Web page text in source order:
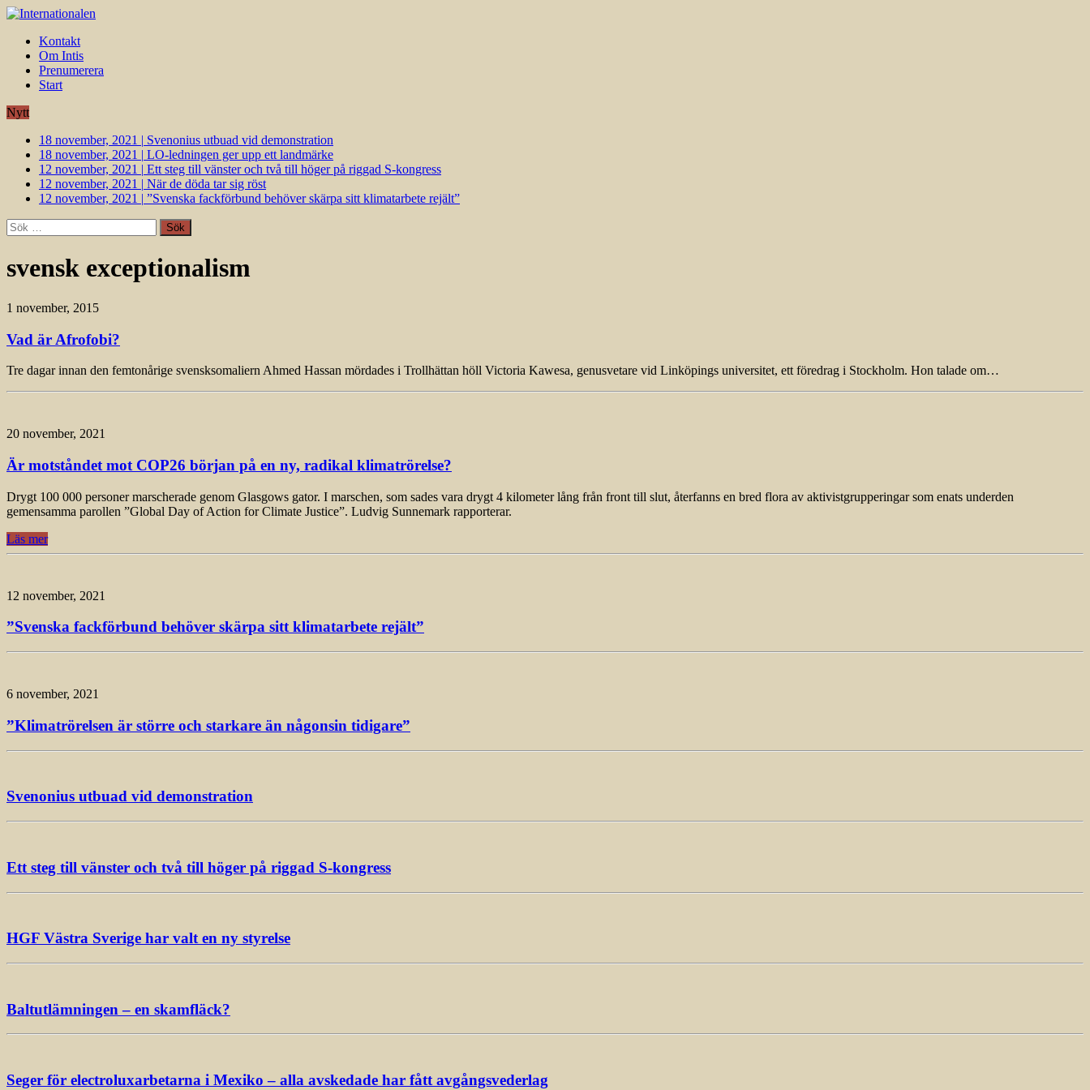
Kontakt
Om Intis
Prenumerera
Start
Nytt
18 november, 2021 | Svenonius utbuad vid demonstration
18 november, 2021 | LO-ledningen ger upp ett landmärke
12 november, 2021 | Ett steg till vänster och två till höger på riggad S-kongress
12 november, 2021 | När de döda tar sig röst
12 november, 2021 | ”Svenska fackförbund behöver skärpa sitt klimatarbete rejält”
Sök
efter:
svensk exceptionalism
1 november, 2015
Vad är Afrofobi?
Tre dagar innan den femtonårige svensksomaliern Ahmed Hassan mördades i Trollhättan höll Victoria Kawesa, genusvetare vid Linköpings universitet, ett föredrag i Stockholm. Hon talade om…
20 november, 2021
Är motståndet mot COP26 början på en ny, radikal klimatrörelse?
Drygt 100 000 personer marscherade genom Glasgows gator. I marschen, som sades vara drygt 4 kilometer lång från front till slut, återfanns en bred flora av aktivistgrupperingar som enats underden
gemensamma parollen ”Global Day of Action for Climate Justice”. Ludvig Sunnemark rapporterar.
Läs mer
12 november, 2021
”Svenska fackförbund behöver skärpa sitt klimatarbete rejält”
6 november, 2021
”Klimatrörelsen är större och starkare än någonsin tidigare”
Svenonius utbuad vid demonstration
Ett steg till vänster och två till höger på riggad S-kongress
HGF Västra Sverige har valt en ny styrelse
Baltutlämningen – en skamfläck?
Seger för electroluxarbetarna i Mexiko – alla avskedade har fått avgångsvederlag